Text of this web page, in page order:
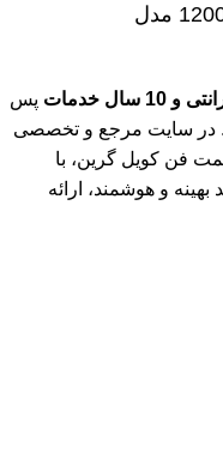
گارانتی فن کویل کانالی گرین 1200CFM مدل
پس
در سایت مرجع و تخصصی
فن کویل گرین، با
و هوشمند، ارائه